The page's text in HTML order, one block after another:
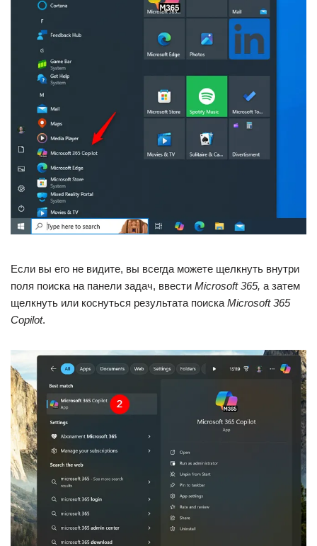
Если вы его не видите, вы всегда можете щелкнуть внутри
поля поиска на панели задач, ввести Microsoft 365, а затем
щелкнуть или коснуться результата поиска Microsoft 365
Copilot.